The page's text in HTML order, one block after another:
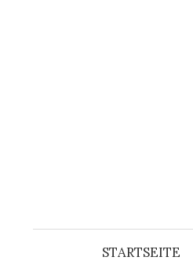
STARTSEITE